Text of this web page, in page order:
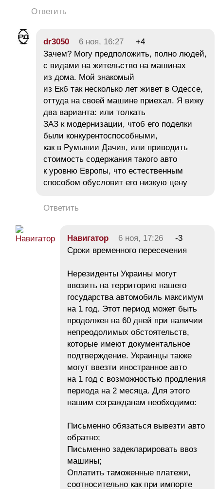
Ответить
dr3050 6 ноя, 16:27
+4
Зачем? Могу предположить, полно людей,
с видами на жительство на машинах
из дома. Мой знакомый
из Екб так несколько лет живет в Одессе,
оттуда на своей машине приехал. Я вижу
два варианта: или толкать
ЗАЗ к модернизации, чтоб его поделки
были конкурентоспособными,
как в Румынии Дачия, или приводить
стоимость содержания такого авто
к уровню Европы, что естественным
способом обусловит его низкую цену
Ответить
Навигатор 6 ноя, 17:26
-3
Сроки временного пересечения
Нерезиденты Украины могут
ввозить на территорию нашего
государства автомобиль максимум
на 1 год. Этот период может быть
продолжен на 60 дней при наличии
непреодолимых обстоятельств,
которые имеют документальное
подтверждение. Украинцы также
могут ввезти иностранное авто
на 1 год с возможностью продления
периода на 2 месяца. Для этого
нашим согражданам необходимо:
Письменно обязаться вывезти авто
обратно;
Письменно задекларировать ввоз
машины;
Оплатить таможенные платежи,
соотносительно как при импорте